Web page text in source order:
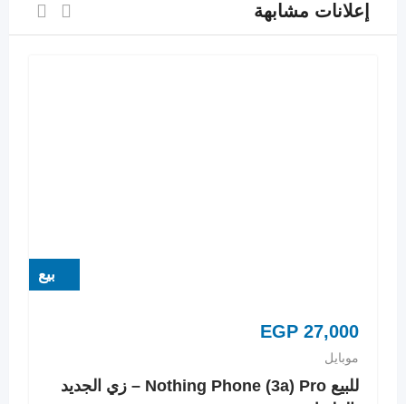
إعلانات مشابهة
بيع
EGP 27,000
موبايل
للبيع Nothing Phone (3a) Pro – زي الجديد